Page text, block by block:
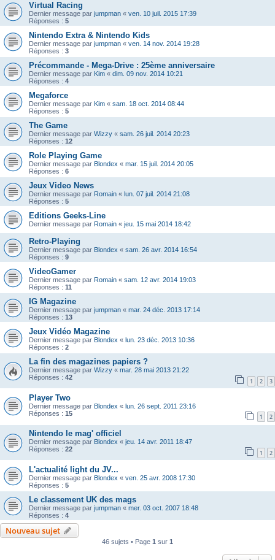
Virtual Racing
Dernier message par jumpman « ven. 10 juil. 2015 17:39
Réponses : 5
Nintendo Extra & Nintendo Kids
Dernier message par jumpman « ven. 14 nov. 2014 19:28
Réponses : 3
Précommande - Mega-Drive : 25ème anniversaire
Dernier message par Kim « dim. 09 nov. 2014 10:21
Réponses : 4
Megaforce
Dernier message par Kim « sam. 18 oct. 2014 08:44
Réponses : 5
The Game
Dernier message par Wizzy « sam. 26 juil. 2014 20:23
Réponses : 12
Role Playing Game
Dernier message par Blondex « mar. 15 juil. 2014 20:05
Réponses : 6
Jeux Video News
Dernier message par Romain « lun. 07 juil. 2014 21:08
Réponses : 5
Editions Geeks-Line
Dernier message par Romain « jeu. 15 mai 2014 18:42
Retro-Playing
Dernier message par Blondex « sam. 26 avr. 2014 16:54
Réponses : 9
VideoGamer
Dernier message par Romain « sam. 12 avr. 2014 19:03
Réponses : 11
IG Magazine
Dernier message par jumpman « mar. 24 déc. 2013 17:14
Réponses : 13
Jeux Vidéo Magazine
Dernier message par Blondex « lun. 23 déc. 2013 10:36
Réponses : 2
La fin des magazines papiers ?
Dernier message par Wizzy « mar. 28 mai 2013 21:22
Réponses : 42 1 2 3
Player Two
Dernier message par Blondex « lun. 26 sept. 2011 23:16
Réponses : 15 1 2
Nintendo le mag' officiel
Dernier message par Blondex « jeu. 14 avr. 2011 18:47
Réponses : 22 1 2
L'actualité light du JV...
Dernier message par Blondex « ven. 25 avr. 2008 17:30
Réponses : 5
Le classement UK des mags
Dernier message par jumpman « mer. 03 oct. 2007 18:48
Réponses : 4
Nouveau sujet
46 sujets • Page 1 sur 1